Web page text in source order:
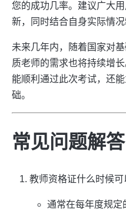
您的成功几率。建议广大
新，同时结合自身实际情况
未来几年内，随着国家对
质老师的需求也将持续增
能顺利通过此次考试，还
础。
常见问题解答
教师资格证什么时候可
通常在每年度规定